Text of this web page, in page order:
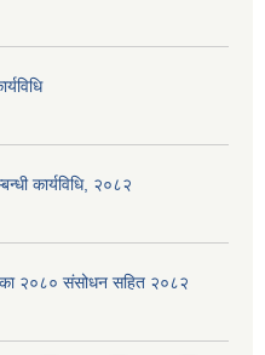
कार्यविधि, २०८२
२०८० संसोधन सहित २०८२